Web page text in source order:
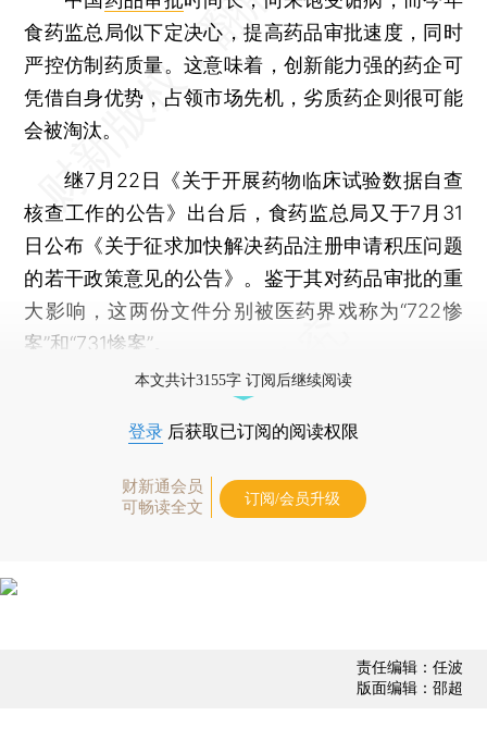
食药监总局似下定决心，提高药品审批速度，同时
严控仿制药质量。这意味着，创新能力强的药企可
凭借自身优势，占领市场先机，劣质药企则很可能
会被淘汰。
继7月22日《关于开展药物临床试验数据自查
核查工作的公告》出台后，食药监总局又于7月31
日公布《关于征求加快解决药品注册申请积压问题
的若干政策意见的公告》。鉴于其对药品审批的重
大影响，这两份文件分别被医药界戏称为“722惨
案”和“731惨案”。
本文共计3155字 订阅后继续阅读
登录 后获取已订阅的阅读权限
财新通会员
可畅读全文
订阅/会员升级
责任编辑：任波
版面编辑：邵超